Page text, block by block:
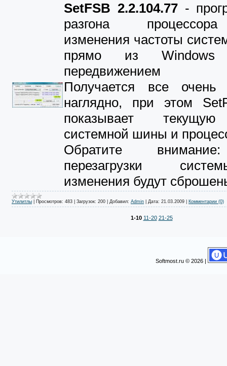
SetFSB 2.2.104.77-
разгона
изменения частоты
прямо из Windows
передвижением
Получается все
наглядно, при этом
показывает
системной шины и
Обратите
перезагрузки
изменения будут
Утилитлы Просмотров: 483 Загрузок: 200 Добавил: Admin Дата: 21.03.2009 Комментарии (0)
1-10 11-20 21-25
Softmost.ru © 2026 |